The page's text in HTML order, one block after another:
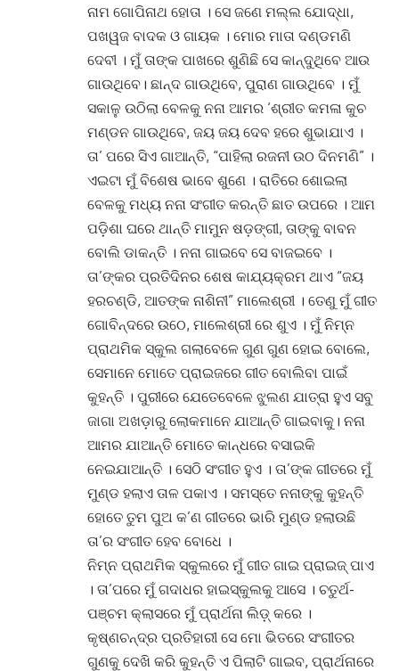
ନାମ ଗୋପିନାଥ ହୋତା । ସେ ଜଣେ ମଲ୍ଲ ଯୋଦ୍ଧା,
ପଖୱଜ ବାଦକ ଓ ଗାୟକ । ମୋର ମାତା ଦଣ୍ଡମଣି
ଦେବୀ । ମୁଁ ତାଙ୍କ ପାଖରେ ଶୁଣିଛି ସେ କାନ୍ଦୁଥିବେ ଆଉ
ଗାଉଥିବେ। ଛାନ୍ଦ ଗାଉଥିବେ, ପୁରାଣ ଗାଉଥିବେ । ମୁଁ
ସକାଳୁ ଉଠିଲା ବେଳକୁ ନନା ଆମର ‘ଶ୍ରୀତ କମଳା କୁଚ
ମଣ୍ଡନ ଗାଉଥିବେ, ଜୟ ଜୟ ଦେବ ହରେ ଶୁଭାଯାଏ ।
ତା’ ପରେ ସିଏ ଗାଆନ୍ତି, “ପାହିଲା ରଜନୀ ଉଠ ଦିନମଣି” ।
ଏଇଟା ମୁଁ ବିଶେଷ ଭାବେ ଶୁଣେ । ରାତିରେ ଶୋଇଲା
ବେଳକୁ ମଧ୍ୟ ନନା ସଂଗୀତ କରନ୍ତି ଛାତ ଉପରେ । ଆମ
ପଡ଼ିଶା ଘରେ ଥାନ୍ତି ମାମୁନ ଷଡ଼ଙ୍ଗୀ, ତାଙ୍କୁ ବାବନ
ବୋଲି ଡାକନ୍ତି । ନନା ଗାଇବେ ସେ ବାଜଇବେ ।
ତା’ଙ୍କର ପ୍ରତିଦିନର ଶେଷ କାଯ୍ୟକ୍ରମ ଥାଏ “ଜୟ
ହରଚଣ୍ଡି, ଆତଙ୍କ ନାଶିନୀ” ମାଲେଶ୍ରୀ । ତେଣୁ ମୁଁ ଗୀତ
ଗୋବିନ୍ଦରେ ଉଠେ, ମାଲେଶ୍ରୀ ରେ ଶୁଏ । ମୁଁ ନିମ୍ନ
ପ୍ରାଥମିକ ସ୍କୁଲ ଗଲାବେଳେ ଗୁଣ ଗୁଣ ହୋଇ ବୋଲେ,
ସେମାନେ ମୋତେ ପ୍ରାଇଜରେ ଗୀତ ବୋଲିବା ପାଇଁ
କୁହନ୍ତି । ପୁରୀରେ ଯେତେବେଳେ ଝୁଲଣ ଯାତ୍ରା ହୁଏ ସବୁ
ଜାଗା ଅଖଡ଼ାରୁ ଲୋକମାନେ ଯାଆନ୍ତି ଗାଇବାକୁ। ନନା
ଆମର ଯାଆନ୍ତି ମୋତେ କାନ୍ଧରେ ବସାଇକି
ନେଇଯାଆନ୍ତି । ସେଠି ସଂଗୀତ ହୁଏ । ତା’ଙ୍କ ଗୀତରେ ମୁଁ
ମୁଣ୍ଡ ହଲାଏ ତାଳ ପକାଏ । ସମସ୍ତେ ନନାଙ୍କୁ କୁହନ୍ତି
ହୋତେ ତୁମ ପୁଅ କ’ଣ ଗୀତରେ ଭାରି ମୁଣ୍ଡ ହଲାଉଛି
ତା’ର ସଂଗୀତ ହେବ ବୋଧେ ।
ନିମ୍ନ ପ୍ରାଥମିକ ସ୍କୁଲରେ ମୁଁ ଗୀତ ଗାଇ ପ୍ରାଇଜ୍ ପାଏ
। ତା’ପରେ ମୁଁ ଗଦାଧର ହାଇସ୍କୁଲକୁ ଆସେ । ଚତୁର୍ଥ-
ପଞ୍ଚମ କ୍ଲାସରେ ମୁଁ ପ୍ରାର୍ଥନା ଲିଡ଼୍ କରେ ।
କୃଷ୍ଣଚନ୍ଦ୍ର ପ୍ରତିହାରୀ ସେ ମୋ ଭିତରେ ସଂଗୀତର
ଗୁଣକୁ ଦେଖି କରି କୁହନ୍ତି ଏ ପିଲାଟି ଗାଇବ, ପ୍ରାର୍ଥନାରେ